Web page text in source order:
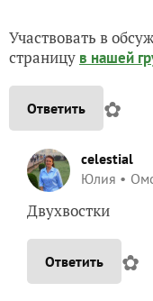
Участвовать в
страницу в нашей
Ответить ✿
celestial
Юлия
Двухвостки
Ответить ✿